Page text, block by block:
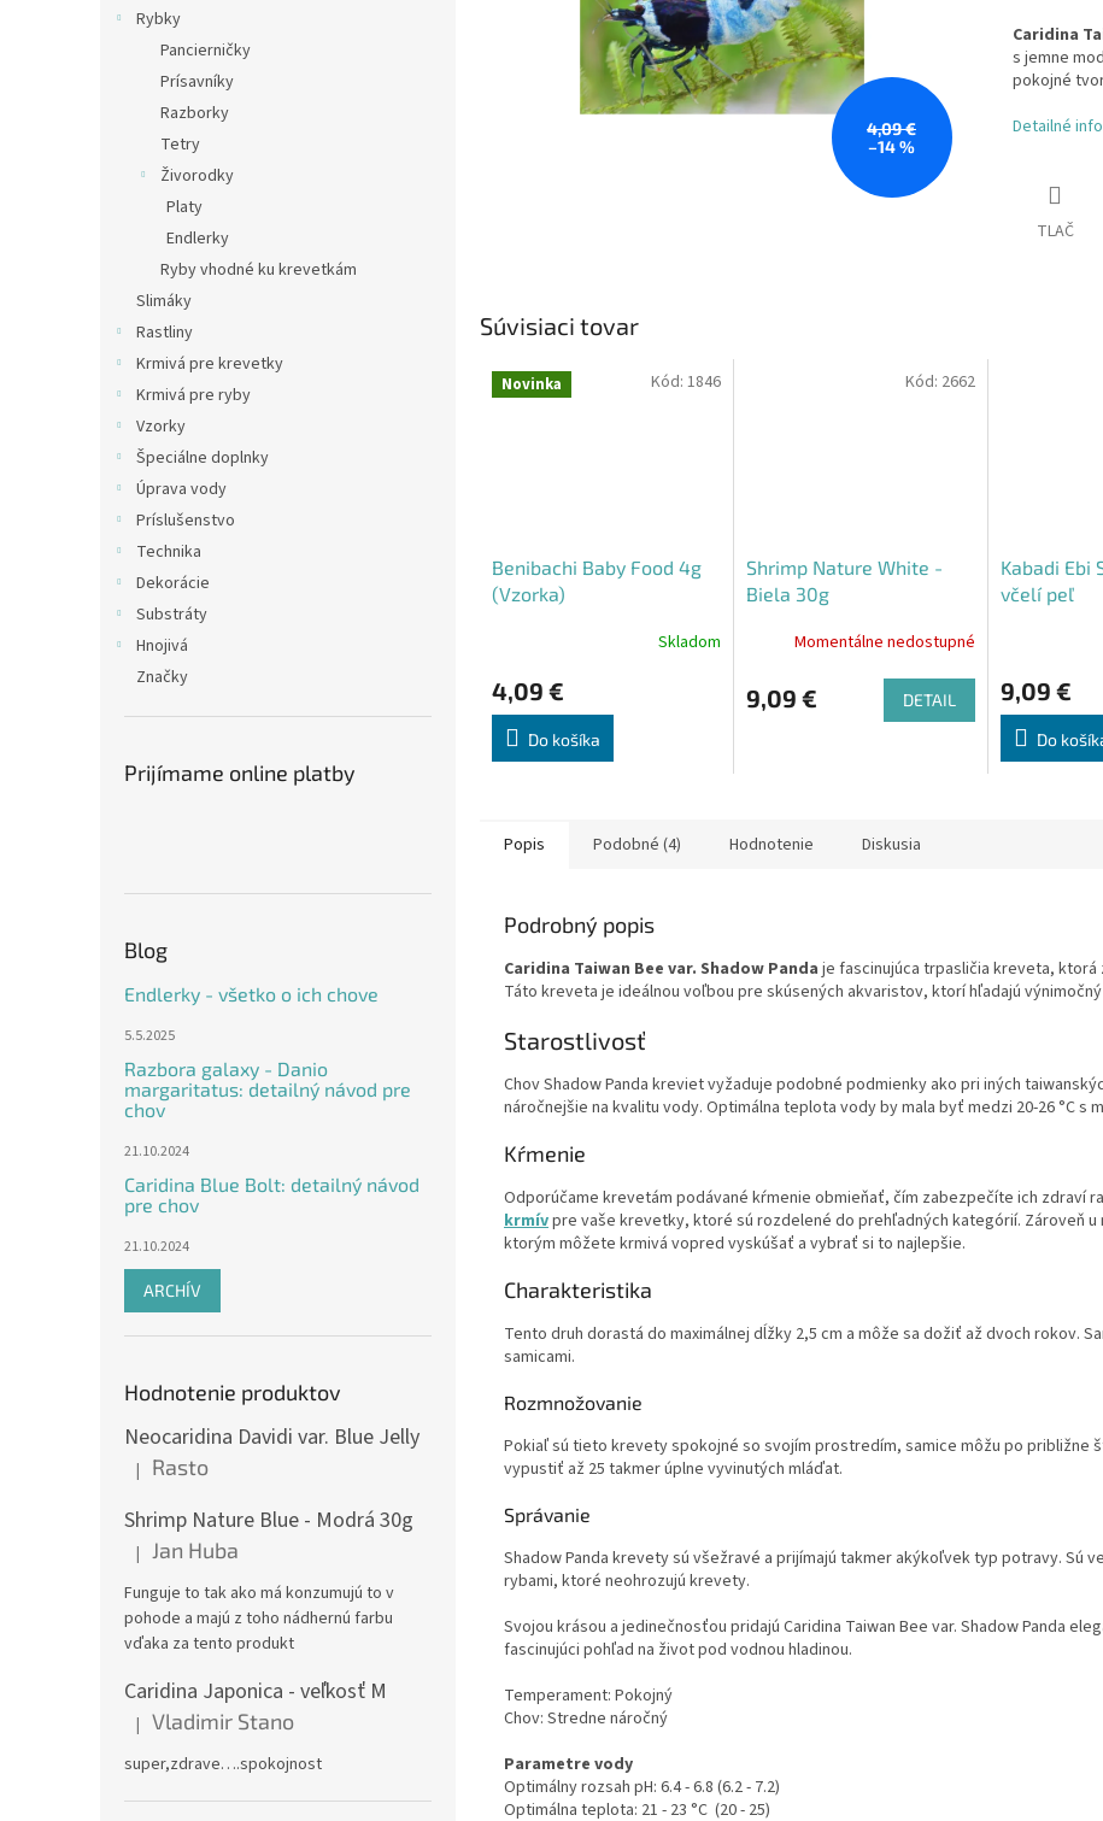
Rybky
Pancierničky
Prísavníky
Razborky
Tetry
Živorodky
Platy
Endlerky
Ryby vhodné ku krevetkám
Slimáky
Rastliny
Krmivá pre krevetky
Krmivá pre ryby
Vzorky
Špeciálne doplnky
Úprava vody
Príslušenstvo
Technika
Dekorácie
Substráty
Hnojivá
Značky
Prijímame online platby
Blog
Endlerky - všetko o ich chove
5.5.2025
Razbora galaxy - Danio
margaritatus: detailný návod pre
chov
21.10.2024
Caridina Blue Bolt: detailný návod
pre chov
21.10.2024
ARCHÍV
Hodnotenie produktov
Neocaridina Davidi var. Blue Jelly
Hodnotenie produktu je 5 z 5 hviezdičiek.
| Rasto
Shrimp Nature Blue - Modrá 30g
Hodnotenie produktu je 5 z 5 hviezdičiek.
| Jan Huba
Funguje to tak ako má konzumujú to v
pohode a majú z toho nádhernú farbu
vďaka za tento produkt
Caridina Japonica - veľkosť M
Hodnotenie produktu je 5 z 5 hviezdičiek.
| Vladimir Stano
super,zdrave….spokojnost
4,09 €
–14 %
Caridina
s jemne
pokojné
Detailné
TLAČ
Súvisiaci tovar
Novinka
Benibachi Baby Food 4g
(Vzorka)
Skladom
4,09 €
Do košíka
Kód: 1846
Shrimp Nature White -
Biela 30g
Momentálne nedostupné
9,09 € DETAIL
Kód: 2662
Kabadi Ebi
včelí peľ
9,09 €
Do
Popis Podobné (4) Hodnotenie Diskusia
Podrobný popis
Caridina Taiwan Bee var. Shadow Panda je fascinujúca trpasličia kreveta, ktorá
Táto kreveta je ideálnou voľbou pre skúsených akvaristov, ktorí hľadajú
Starostlivosť
Chov Shadow Panda kreviet vyžaduje podobné podmienky ako pri iných
náročnejšie na kvalitu vody. Optimálna teplota vody by mala byť medzi 20-26 °C s
Kŕmenie
Odporúčame krevetám podávané kŕmenie obmieňať, čím zabezpečíte ich zdraví
krmívpre vaše krevetky, ktoré sú rozdelené do prehľadných kategórií. Zároveň u
ktorým môžete krmivá vopred vyskúšať a vybrať si to najlepšie.
Charakteristika
Tento druh dorastá do maximálnej dĺžky 2,5 cm a môže sa dožiť až dvoch rokov.
samicami.
Rozmnožovanie
Pokiaľ sú tieto krevety spokojné so svojím prostredím, samice môžu po približne
vypustiť až 25 takmer úplne vyvinutých mláďat.
Správanie
Shadow Panda krevety sú všežravé a prijímajú takmer akýkoľvek typ potravy. Sú
rybami, ktoré neohrozujú krevety.
Svojou krásou a jedinečnosťou pridajú Caridina Taiwan Bee var. Shadow Panda
fascinujúci pohľad na život pod vodnou hladinou.
Temperament: Pokojný
Chov: Stredne náročný
Parametre vody
Optimálny rozsah pH: 6.4 - 6.8 (6.2 - 7.2)
Optimálna teplota: 21 - 23 °C (20 - 25)